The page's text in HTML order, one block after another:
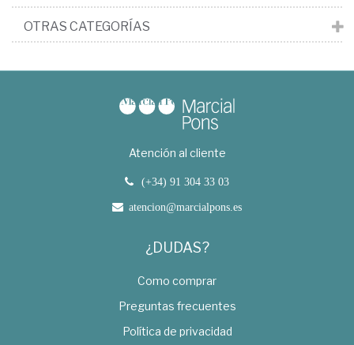
OTRAS CATEGORÍAS
Atención al cliente
(+34) 91 304 33 03
atencion@marcialpons.es
¿DUDAS?
Como comprar
Preguntas frecuentes
Política de privacidad